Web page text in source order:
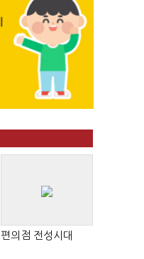
편의점 전성시대